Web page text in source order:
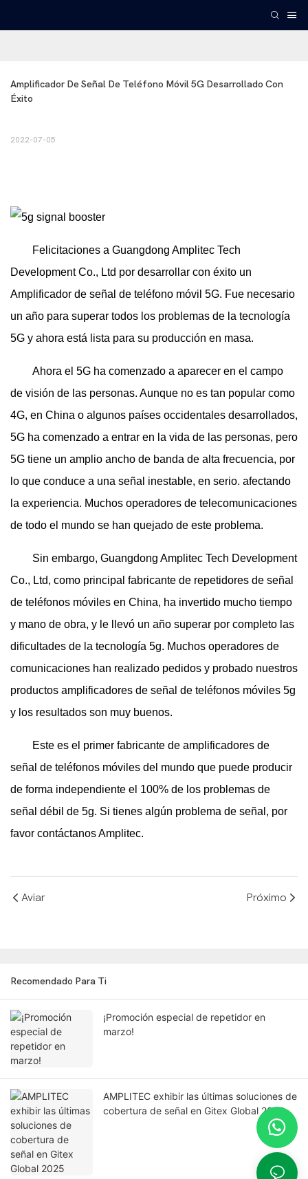
Amplificador De Señal De Teléfono Móvil 5G Desarrollado Con
Éxito
2022-07-05
Felicitaciones a Guangdong Amplitec Tech
Development Co., Ltd por desarrollar con éxito un
Amplificador de señal de teléfono móvil 5G. Fue necesario
un año para superar todos los problemas de la tecnología
5G y ahora está lista para su producción en masa.
Ahora el 5G ha comenzado a aparecer en el campo
de visión de las personas. Aunque no es tan popular como
4G, en China o algunos países occidentales desarrollados,
5G ha comenzado a entrar en la vida de las personas, pero
5G tiene un amplio ancho de banda de alta frecuencia, por
lo que conduce a una señal inestable, en serio. afectando
la experiencia. Muchos operadores de telecomunicaciones
de todo el mundo se han quejado de este problema.
Sin embargo, Guangdong Amplitec Tech Development
Co., Ltd, como principal fabricante de repetidores de señal
de teléfonos móviles en China, ha invertido mucho tiempo
y mano de obra, y le llevó un año superar por completo las
dificultades de la tecnología 5g. Muchos operadores de
comunicaciones han realizado pedidos y probado nuestros
productos amplificadores de señal de teléfonos móviles 5g
y los resultados son muy buenos.
Este es el primer fabricante de amplificadores de
señal de teléfonos móviles del mundo que puede producir
de forma independiente el 100% de los problemas de
señal débil de 5g. Si tienes algún problema de señal, por
favor contáctanos Amplitec.
Aviar Próximo
Recomendado Para Ti
¡Promoción especial de repetidor en
marzo!
AMPLITEC exhibir las últimas soluciones de
cobertura de señal en Gitex Global 2025